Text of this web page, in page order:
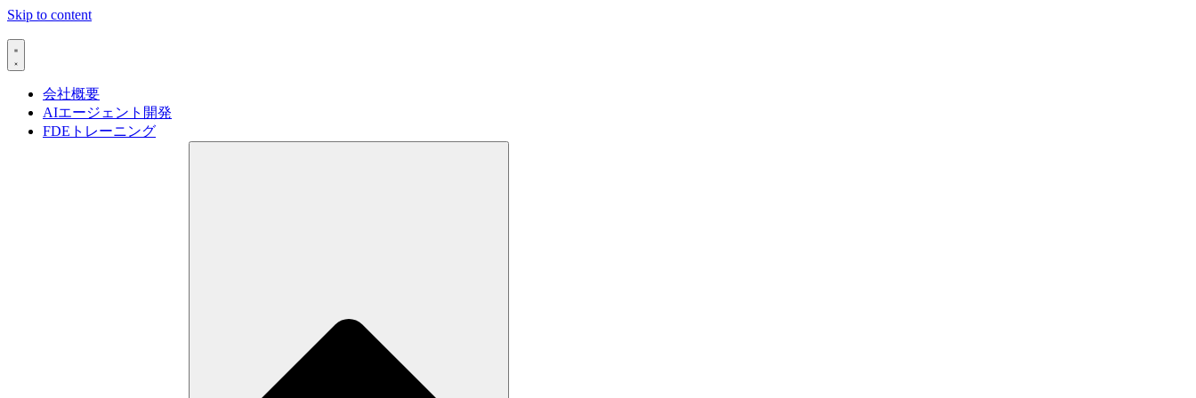
Skip to content
会社概要
AIエージェント開発
FDEトレーニング